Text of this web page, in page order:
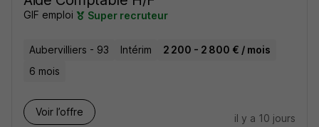
GIF emploi Super recruteur
Aubervilliers - 93 Intérim
2 200 - 2 800 € / mois
6 mois
Voir l’offre
il y a 10 jours